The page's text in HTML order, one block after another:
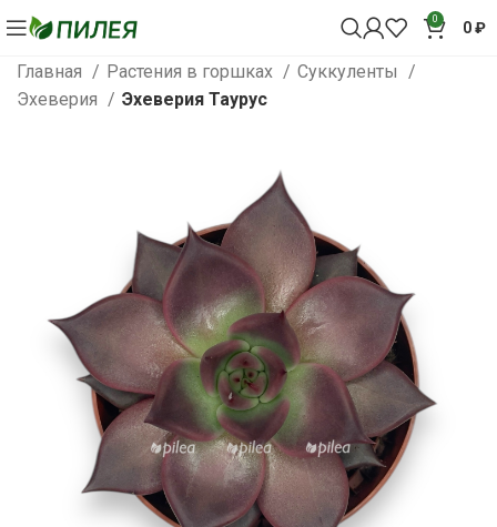
0 0₽
Главная Растения в горшках
Суккуленты
Эхеверия
Эхеверия Таурус